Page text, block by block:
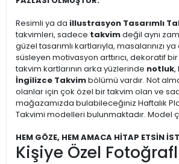
Resimli ya da illustrasyon Tasarımlı
takvimleri, sadece takvimdeğil aynı
güzel tasarımlı kartlarıyla, masalarınızı ya
süsleyen motivasyon arttırıcı, dekoratif
takvim kartlarının arka yüzlerinde notluk,
İngilizce Takvimbölümü vardır. Not
olanlar için çok özel bir takvim olan ve
mağazamızda bulabileceğiniz Haftalık
Takvimi modelleri bulunmaktadır. Model
HEM GÖZE, HEM AMACA HİTAP ETSİN
Kişiye Özel